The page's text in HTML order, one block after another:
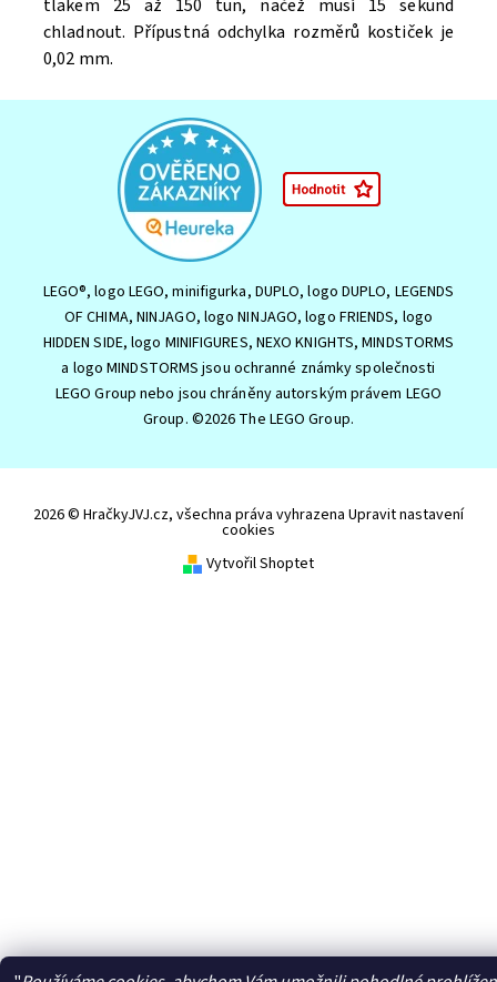
tlakem 25 až 150 tun, načež musí 15 sekund
chladnout. Přípustná odchylka rozměrů kostiček je
0,02 mm.
LEGO®, logo LEGO, minifigurka, DUPLO, logo DUPLO, LEGENDS
OF CHIMA, NINJAGO, logo NINJAGO, logo FRIENDS, logo
HIDDEN SIDE, logo MINIFIGURES, NEXO KNIGHTS, MINDSTORMS
a logo MINDSTORMS jsou ochranné známky společnosti
LEGO Group nebo jsou chráněny autorským právem LEGO
Group. ©2026 The LEGO Group.
2026 © HračkyJVJ.cz, všechna práva vyhrazena Upravit nastavení
cookies
Vytvořil Shoptet